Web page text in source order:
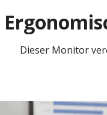
Dieser Monitor